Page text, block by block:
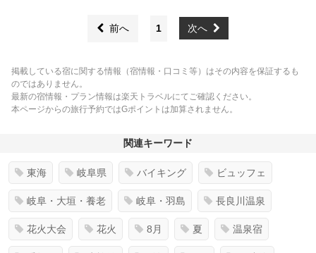
前へ 1 次へ
掲載している宿に関する情報（宿情報・口コミ等）はその内容を保証するも
のではありません。
最新の宿情報・プラン情報は楽天トラベルにてご確認ください。
本ページからの旅行予約ではGポイントは加算されません。
関連キーワード
東海 岐阜県 バイキング ビュッフェ
岐阜・大垣・養老 岐阜・羽島 長良川温泉
花火大会 花火 8月 夏 温泉宿